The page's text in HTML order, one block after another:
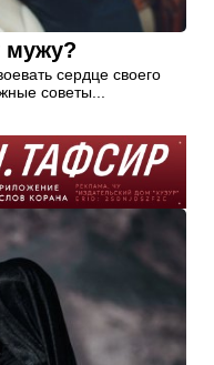
мужу?
сердце своего
советы...